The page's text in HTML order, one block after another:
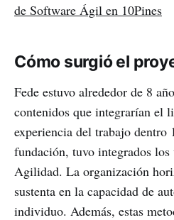
de Software Ágil en 10Pines
Cómo surgió el
Fede estuvo alrededor de 8
contenidos que integrarían el
experiencia del trabajo dentro
fundación, tuvo integrados
Agilidad. La organización
sustenta en la capacidad de
individuo. Además, estas